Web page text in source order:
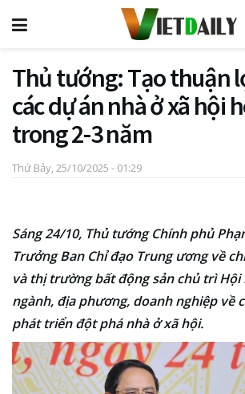
Thủ tướng: Tạo thuận
các dự án nhà ở xã hội
trong 2-3 năm
Thứ Bảy, 25/10/2025 - 01:29
Sáng 24/10, Thủ tướng Chính phủ
Trưởng Ban Chỉ đạo Trung ương về
và thị trường bất động sản chủ trì Hội
ngành, địa phương, doanh nghiệp về
phát triển đột phá nhà ở xã hội.